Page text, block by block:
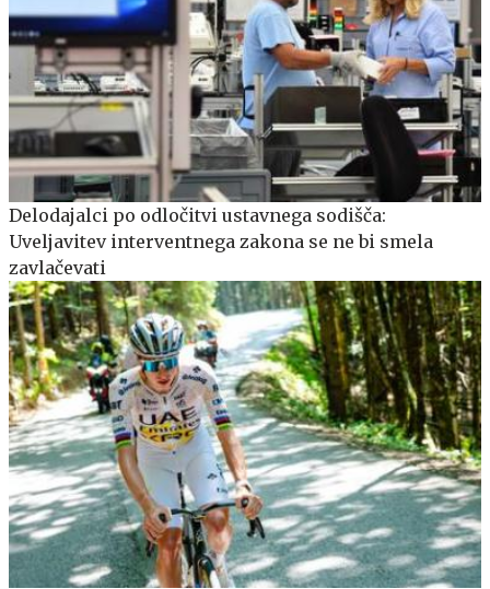
Delodajalci po odločitvi ustavnega sodišča:
Uveljavitev interventnega zakona se ne bi smela
zavlačevati